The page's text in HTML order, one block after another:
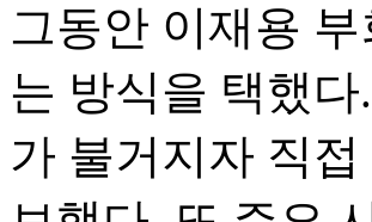
그동안 이재용
는 방식을 택했
가 불거지자 직